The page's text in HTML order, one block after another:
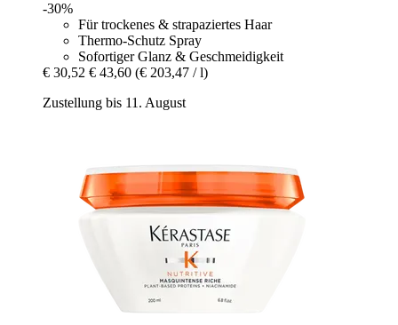
-30%
Für trockenes & strapaziertes Haar
Thermo-Schutz Spray
Sofortiger Glanz & Geschmeidigkeit
€ 30,52 € 43,60 (€ 203,47 / l)
Zustellung bis 11. August